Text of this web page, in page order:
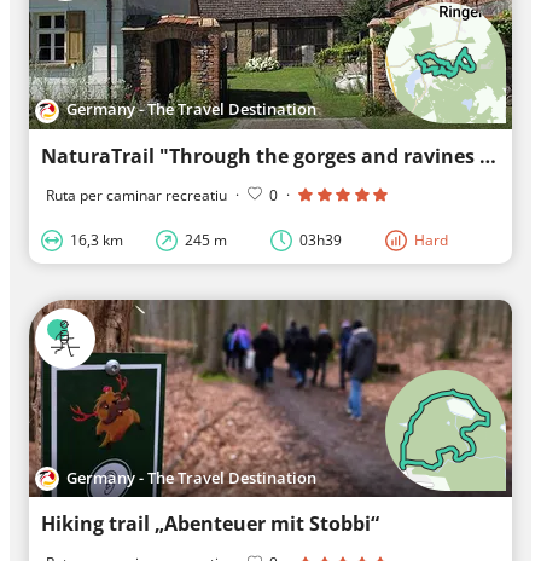
Germany - The Travel Destination
NaturaTrail "Through the gorges and ravines of Märkische Schweiz"
Ruta per caminar recreatiu · 0 ·
16,3 km 245 m 03h39 Hard
Germany - The Travel Destination
Hiking trail „Abenteuer mit Stobbi“